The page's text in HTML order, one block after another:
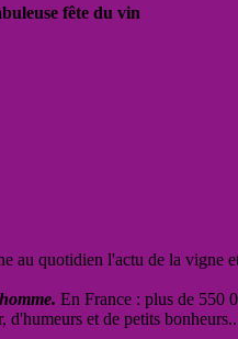
fête du vin
au quotidien l'actu de la vigne
En France : plus de 550
d'humeurs et de petits